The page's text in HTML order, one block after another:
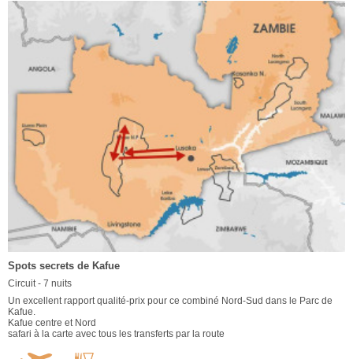
Spots secrets de Kafue
Circuit - 7 nuits
Un excellent rapport qualité-prix pour ce combiné Nord-Sud dans le Parc de
Kafue.
Kafue centre et Nord
safari à la carte avec tous les transferts par la route